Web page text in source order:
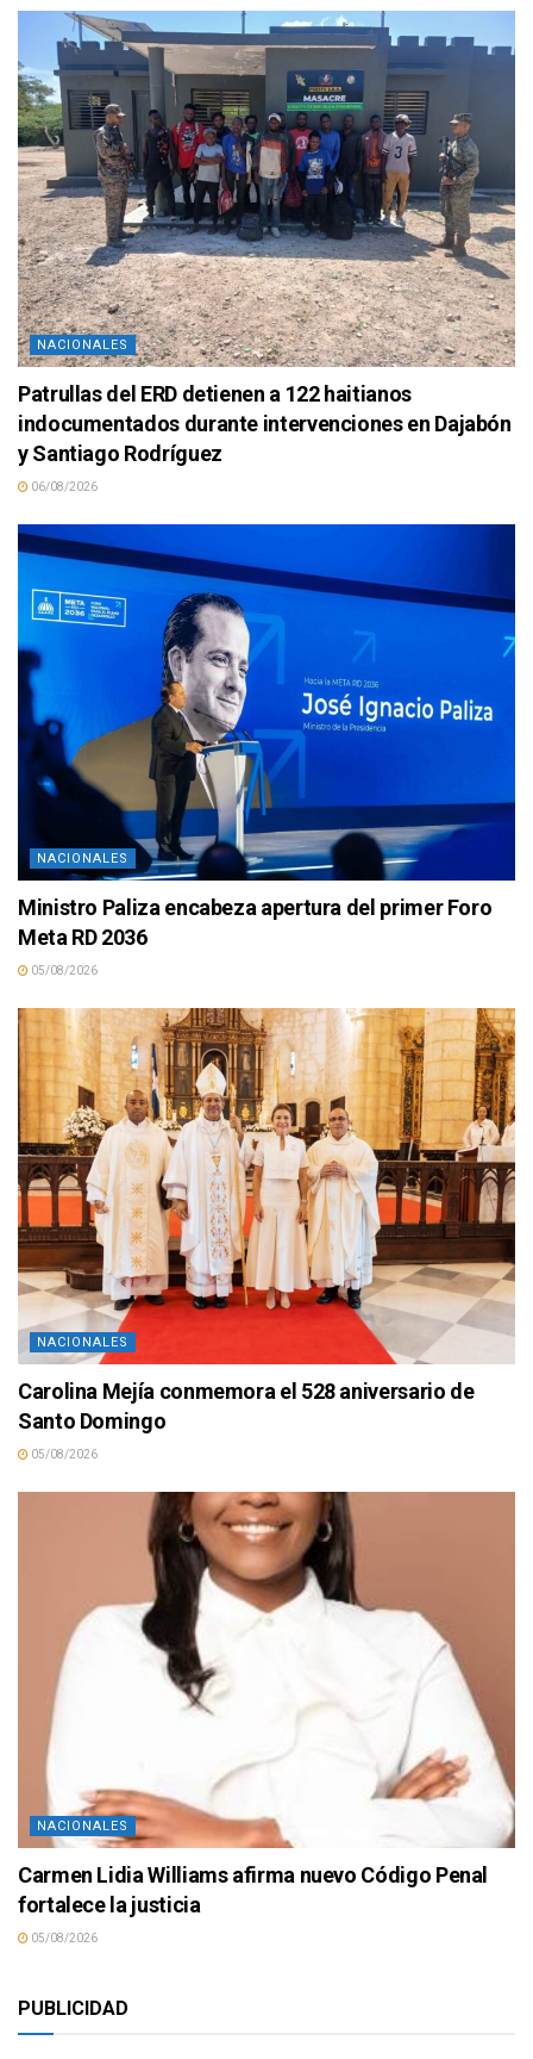
NACIONALES
Patrullas del ERD detienen a 122 haitianos
indocumentados durante intervenciones en Dajabón
y Santiago Rodríguez
06/08/2026
NACIONALES
Ministro Paliza encabeza apertura del primer Foro
Meta RD 2036
05/08/2026
NACIONALES
Carolina Mejía conmemora el 528 aniversario de
Santo Domingo
05/08/2026
NACIONALES
Carmen Lidia Williams afirma nuevo Código Penal
fortalece la justicia
05/08/2026
PUBLICIDAD